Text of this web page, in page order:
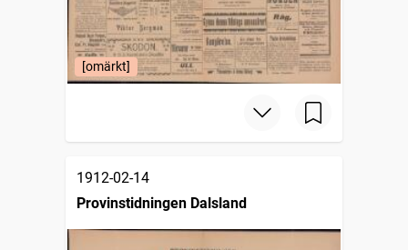
[omärkt]
1912-02-14
Provinstidningen Dalsland